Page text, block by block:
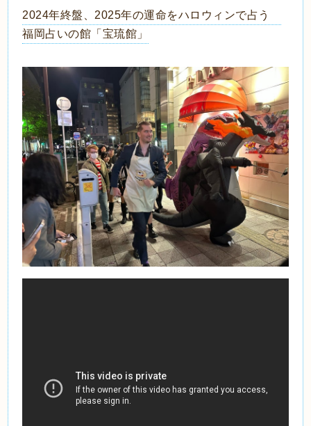
2024年終盤、2025年の運命をハロウィンで占う
福岡占いの館「宝琉館」